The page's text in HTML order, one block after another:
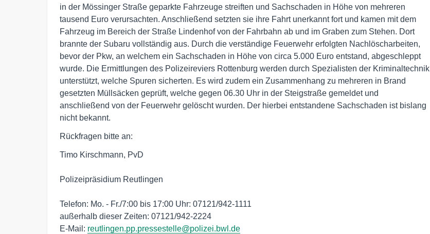
in der Mössinger Straße geparkte Fahrzeuge streiften und Sachschaden in Höhe von mehreren
tausend Euro verursachten. Anschließend setzten sie ihre Fahrt unerkannt fort und kamen mit dem
Fahrzeug im Bereich der Straße Lindenhof von der Fahrbahn ab und im Graben zum Stehen. Dort
brannte der Subaru vollständig aus. Durch die verständige Feuerwehr erfolgten Nachlöscharbeiten,
bevor der Pkw, an welchem ein Sachschaden in Höhe von circa 5.000 Euro entstand, abgeschleppt
wurde. Die Ermittlungen des Polizeireviers Rottenburg werden durch Spezialisten der Kriminaltechnik
unterstützt, welche Spuren sicherten. Es wird zudem ein Zusammenhang zu mehreren in Brand
gesetzten Müllsäcken geprüft, welche gegen 06.30 Uhr in der Steigstraße gemeldet und
anschließend von der Feuerwehr gelöscht wurden. Der hierbei entstandene Sachschaden ist bislang
nicht bekannt.
Rückfragen bitte an:
Timo Kirschmann, PvD
Polizeipräsidium Reutlingen
Telefon: Mo. - Fr./7:00 bis 17:00 Uhr: 07121/942-1111
außerhalb dieser Zeiten: 07121/942-2224
E-Mail: reutlingen.pp.pressestelle@polizei.bwl.de